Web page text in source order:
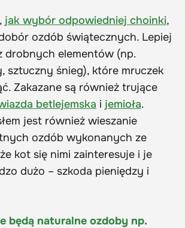
jak wybór odpowiedniej choinki,
ozdób świątecznych. Lepiej
drobnych elementów (np.
sztuczny śnieg), które mruczek
Zakazane są również trujące
betlejemska i jemioła.
jest również wieszanie
ozdób wykonanych ze
kot się nimi zainteresuje i je
dużo – szkoda pieniędzy i
będą naturalne ozdoby np.